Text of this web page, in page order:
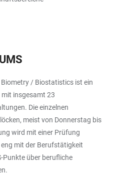
/ Biostatistics ist ein
insgesamt 23
Die einzelnen
meist von Donnerstag bis
wird mit einer Prüfung
mit der Berufstätigkeit
Punkte über berufliche